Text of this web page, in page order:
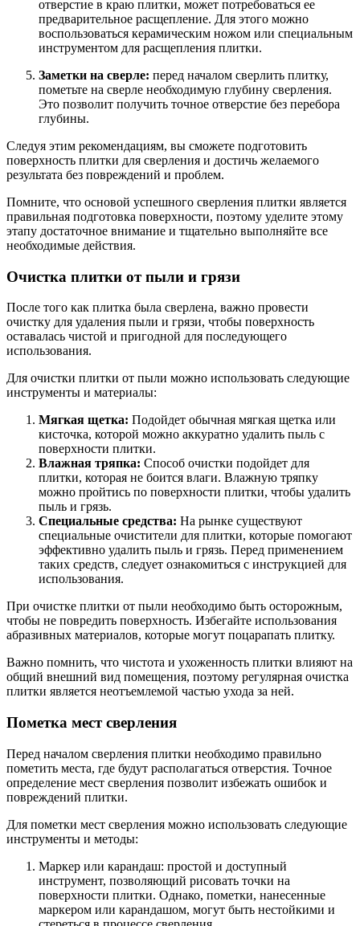
отверстие в краю плитки, может потребоваться ее
предварительное расщепление. Для этого можно
воспользоваться керамическим ножом или специальным
инструментом для расщепления плитки.
Заметки на сверле: перед началом сверлить плитку,
пометьте на сверле необходимую глубину сверления.
Это позволит получить точное отверстие без перебора
глубины.
Следуя этим рекомендациям, вы сможете подготовить
поверхность плитки для сверления и достичь желаемого
результата без повреждений и проблем.
Помните, что основой успешного сверления плитки является
правильная подготовка поверхности, поэтому уделите этому
этапу достаточное внимание и тщательно выполняйте все
необходимые действия.
Очистка плитки от пыли и грязи
После того как плитка была сверлена, важно провести
очистку для удаления пыли и грязи, чтобы поверхность
оставалась чистой и пригодной для последующего
использования.
Для очистки плитки от пыли можно использовать следующие
инструменты и материалы:
Мягкая щетка: Подойдет обычная мягкая щетка или
кисточка, которой можно аккуратно удалить пыль с
поверхности плитки.
Влажная тряпка: Способ очистки подойдет для
плитки, которая не боится влаги. Влажную тряпку
можно пройтись по поверхности плитки, чтобы удалить
пыль и грязь.
Специальные средства: На рынке существуют
специальные очистители для плитки, которые помогают
эффективно удалить пыль и грязь. Перед применением
таких средств, следует ознакомиться с инструкцией для
использования.
При очистке плитки от пыли необходимо быть осторожным,
чтобы не повредить поверхность. Избегайте использования
абразивных материалов, которые могут поцарапать плитку.
Важно помнить, что чистота и ухоженность плитки влияют на
общий внешний вид помещения, поэтому регулярная очистка
плитки является неотъемлемой частью ухода за ней.
Пометка мест сверления
Перед началом сверления плитки необходимо правильно
пометить места, где будут располагаться отверстия. Точное
определение мест сверления позволит избежать ошибок и
повреждений плитки.
Для пометки мест сверления можно использовать следующие
инструменты и методы:
Маркер или карандаш: простой и доступный
инструмент, позволяющий рисовать точки на
поверхности плитки. Однако, пометки, нанесенные
маркером или карандашом, могут быть нестойкими и